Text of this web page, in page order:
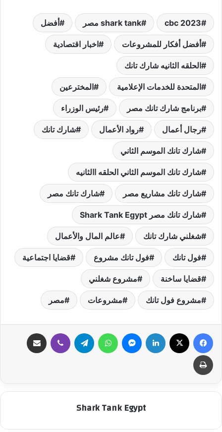
cbc 2023 shark tank مصر أفضل
أفضل أفكار للمشروعات اخبار اقتصادية
الحلقه الثانيه شارك تانك
المتحدة للخدمات الإعلامية المخترعين
برنامج شارك تانك مصر رئيس الوزراء
رجال أعمال رواد الأعمال شارك تانك
شارك تانك الموسم الثاني
شارك تانك الموسم الثاني الحلقه االثانيه
شارك تانك مشاريع مصر شارك تانك مصر
شارك تانك مصر Shark Tank Egypt
شغلني شارك تانك عالم المال والأعمال
فول تانك فول تانك مشروع قضايا اجتماعية
قضايا ساخنة مشروع شغلني
مشروع فول تانك مشروعات مصر
فيسبوك لينكدإن ماسنجر واتساب تيلقرام ڤايبر
طباعة
Shark Tank Egypt